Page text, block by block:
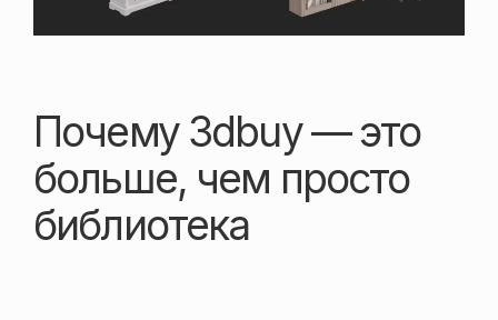
Почему 3dbuy — это
больше, чем просто
библиотека